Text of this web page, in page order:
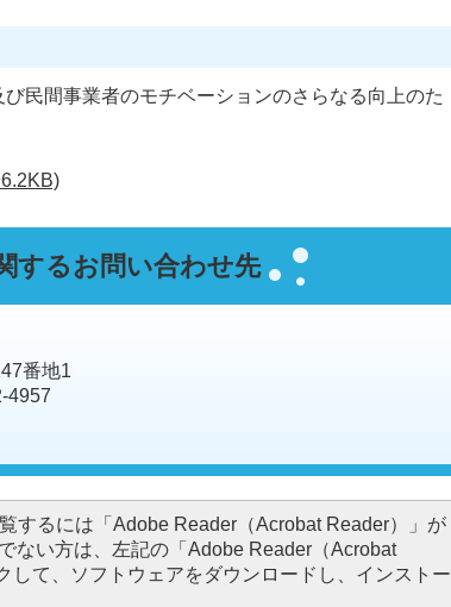
民間事業者のモチベーションのさらなる向上のた
するお問い合わせ先
番地1
4957
するには「Adobe Reader（Acrobat Reader）」が
ない方は、左記の「Adobe Reader（Acrobat
して、ソフトウェアをダウンロードし、インストー